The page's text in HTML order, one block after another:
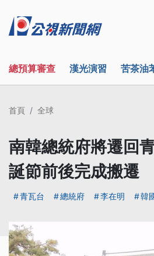
總預算審查 漢光演習 苦茶油
首頁 全球
南韓總統府將遷回
誕節前後完成搬遷
青瓦台 總統府 李在明 韓